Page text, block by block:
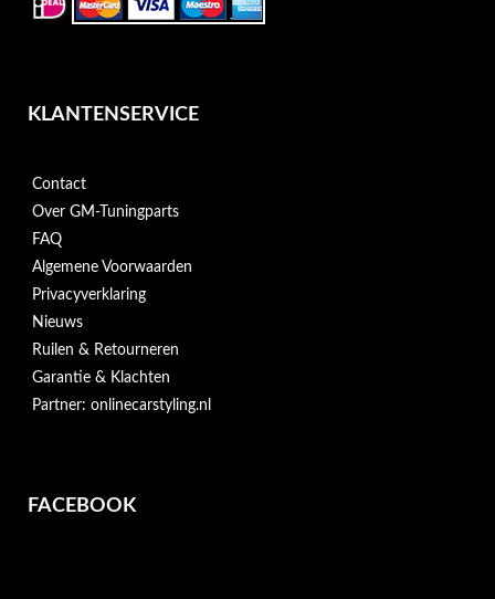
KLANTENSERVICE
Contact
Over GM-Tuningparts
FAQ
Algemene Voorwaarden
Privacyverklaring
Nieuws
Ruilen & Retourneren
Garantie & Klachten
Partner: onlinecarstyling.nl
FACEBOOK